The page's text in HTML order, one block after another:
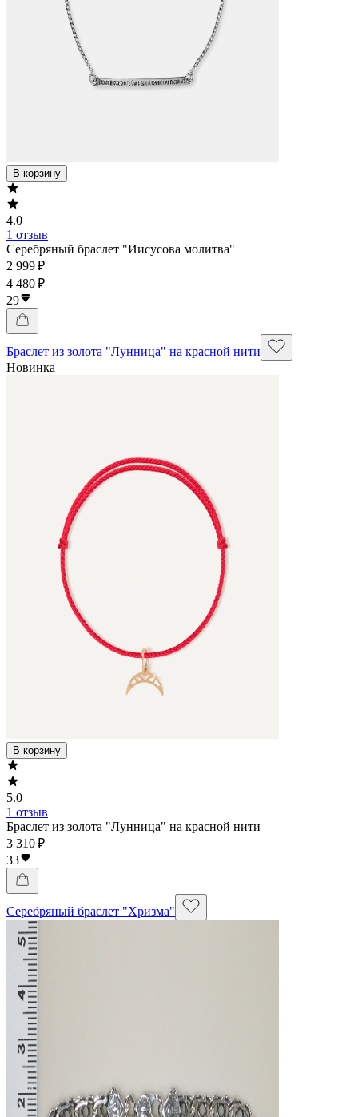
В корзину
4.0
1 отзыв
Серебряный браслет "Иисусова молитва"
2 999 ₽
4 480 ₽
29
Браслет из золота "Лунница" на красной нити
Новинка
В корзину
5.0
1 отзыв
Браслет из золота "Лунница" на красной нити
3 310 ₽
33
Серебряный браслет "Хризма"